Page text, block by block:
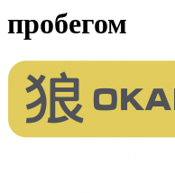
пробегом